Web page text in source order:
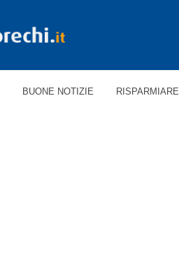
BUONE NOTIZIE RISPARMIARE